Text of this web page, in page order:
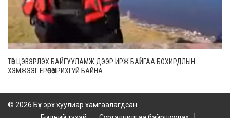
ТӨВ ЦЭВЭРЛЭХ БАЙГУУЛАМЖ ДЭЭР ИРЖ БАЙГАА БОХИРДЛЫН
ХЭМЖЭЭГ ЕРӨӨСӨӨ ЯРИХГҮЙ БАЙНА
© 2026 Бүх эрх хуулиар хамгаалагдсан.